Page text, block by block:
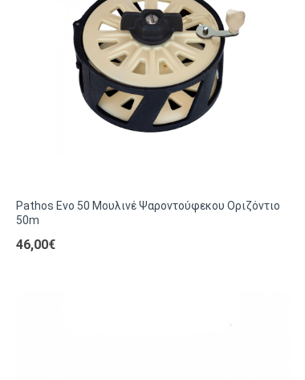
Pathos Evo 50 Μουλινέ Ψαροντούφεκου Οριζόντιο
50m
46,00€